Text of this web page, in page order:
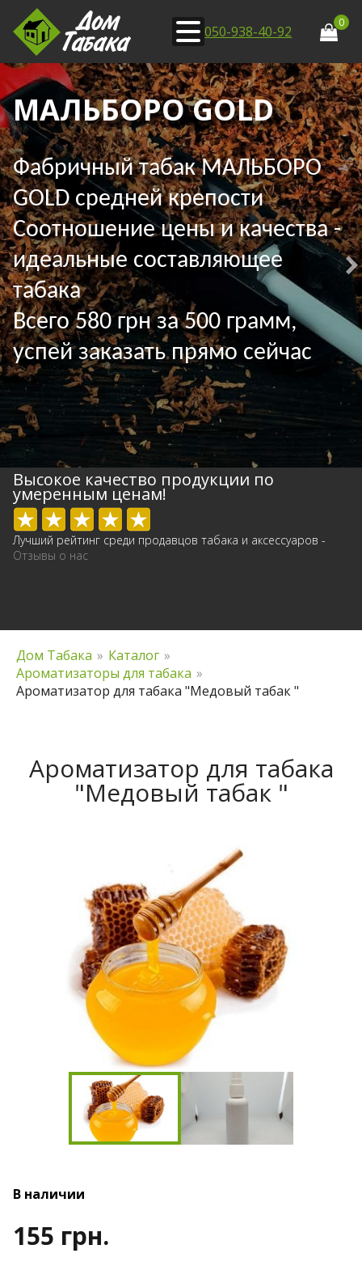
050-938-40-92
0
МАЛЬБОРО GOLD
Фабричный табак МАЛЬБОРО
GOLD средней крепости
Соотношение цены и качества -
идеальные составляющее
табака
Всего 580 грн за 500 грамм,
успей заказать прямо сейчас
Высокое качество продукции по
умеренным ценам!
Лучший рейтинг среди продавцов табака и аксессуаров -
Отзывы о нас
Дом Табака » Каталог »
Ароматизаторы для табака »
Ароматизатор для табака "Медовый табак "
Ароматизатор для табака
"Медовый табак "
В наличии
155 грн.